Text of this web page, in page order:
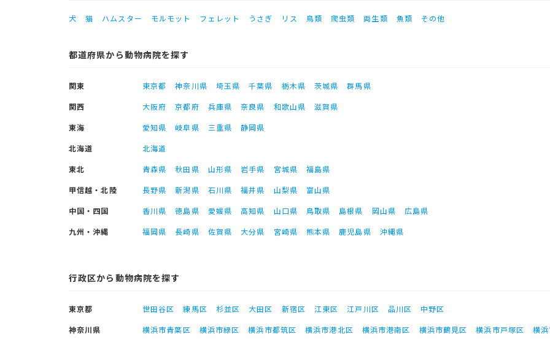
犬 猫 ハムスター モルモット フェレット うさぎ リス 鳥類 爬虫類 両生類 魚類 その他
都道府県から動物病院を探す
関東 東京都 神奈川県 埼玉県 千葉県 栃木県 茨城県
群馬県
関西
大阪府 京都府 兵庫県 奈良県 和歌山県
滋賀県
東海
愛知県 岐阜県 三重県
静岡県
北海道
北海道
東北
青森県 秋田県 山形県 岩手県 宮城県
福島県
甲信越・北陸
長野県 新潟県 石川県 福井県 山梨県
富山県
中国・四国
香川県 徳島県 愛媛県 高知県 山口県 鳥取県 島根県 岡山県
広島県
九州・沖縄
福岡県 長崎県 佐賀県 大分県 宮崎県 熊本県 鹿児島県 沖縄県
行政区から動物病院を探す
東京都 世田谷区 練馬区 杉並区 大田区 新宿区 江東区 江戸川区 品川区
中野区
神奈川県
横浜市青葉区 横浜市緑区 横浜市都筑区 横浜市港北区 横浜市港南区 横浜市鶴見区 横浜市戸塚区
横